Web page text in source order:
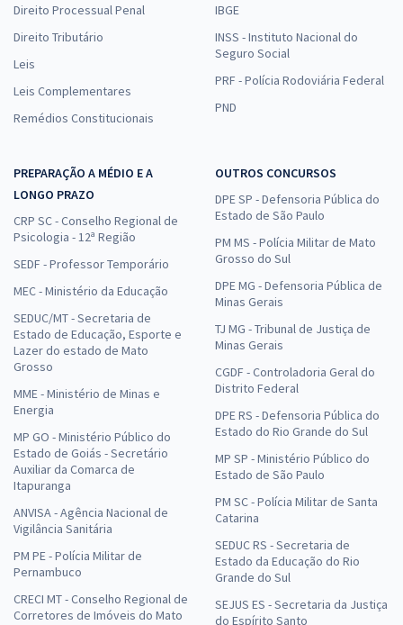
Direito Processual Penal
Direito Tributário
Leis
Leis Complementares
Remédios Constitucionais
IBGE
INSS - Instituto Nacional do
Seguro Social
PRF - Polícia Rodoviária Federal
PND
PREPARAÇÃO A MÉDIO E A
LONGO PRAZO
CRP SC - Conselho Regional de
Psicologia - 12ª Região
SEDF - Professor Temporário
MEC - Ministério da Educação
SEDUC/MT - Secretaria de
Estado de Educação, Esporte e
Lazer do estado de Mato
Grosso
MME - Ministério de Minas e
Energia
MP GO - Ministério Público do
Estado de Goiás - Secretário
Auxiliar da Comarca de
Itapuranga
ANVISA - Agência Nacional de
Vigilância Sanitária
PM PE - Polícia Militar de
Pernambuco
CRECI MT - Conselho Regional de
Corretores de Imóveis do Mato
OUTROS CONCURSOS
DPE SP - Defensoria Pública do
Estado de São Paulo
PM MS - Polícia Militar de Mato
Grosso do Sul
DPE MG - Defensoria Pública de
Minas Gerais
TJ MG - Tribunal de Justiça de
Minas Gerais
CGDF - Controladoria Geral do
Distrito Federal
DPE RS - Defensoria Pública do
Estado do Rio Grande do Sul
MP SP - Ministério Público do
Estado de São Paulo
PM SC - Polícia Militar de Santa
Catarina
SEDUC RS - Secretaria de
Estado da Educação do Rio
Grande do Sul
SEJUS ES - Secretaria da Justiça
do Espírito Santo